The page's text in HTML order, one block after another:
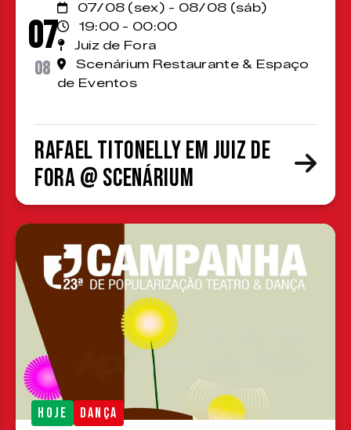
07
08
07/08 (sex) - 08/08 (sáb)
19:00 - 00:00
Juiz de Fora
Scenárium Restaurante & Espaço
de Eventos
Rafael Titonelly em Juiz de
Fora @ Scenárium
HOJE DANÇA